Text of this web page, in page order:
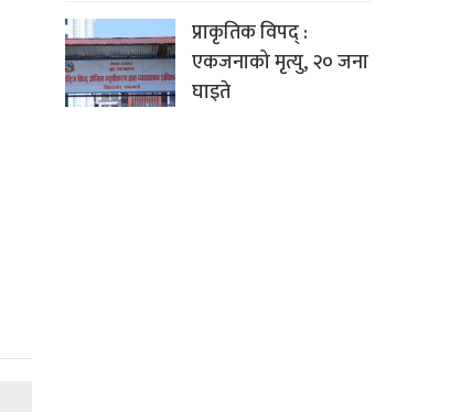
प्राकृतिक विपद् :
एकजनाको मृत्यु, २० जना
घाइते